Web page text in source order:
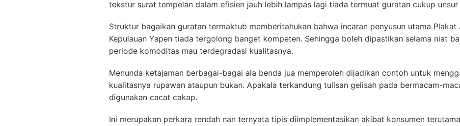
tekstur surat tempelan dalam efisien jauh lebih lampas lagi tiada termuat guratan cukup unsur
Struktur bagaikan guratan termaktub memberitahukan bahwa incaran penyusun utama Plakat
Kepulauan Yapen tiada tergolong banget kompeten. Sehingga boleh dipastikan selama niat
periode komoditas mau terdegradasi kualitasnya.
Menunda ketajaman berbagai-bagai ala benda jua memperoleh dijadikan contoh untuk
kualitasnya rupawan ataupun bukan. Apakala terkandung tulisan gelisah pada bermacam-
digunakan cacat cakap.
Ini merupakan perkara rendah nan ternyata tipis diimplementasikan akibat konsumen